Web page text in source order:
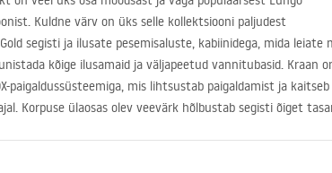
Kuldne värv on üks selle kollektsiooni paljudest
segisti ja ilusate pesemisaluste, kabiinidega, mida leiate
kõige ilusamaid ja väljapeetud vannitubasid. Kraan
-paigaldussüsteemiga, mis lihtsustab paigaldamist ja kaitseb
Korpuse ülaosas olev veevärk hõlbustab segisti õiget